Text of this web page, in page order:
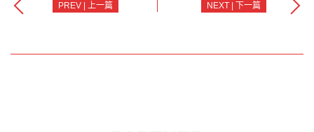
PREV | 上一篇 NEXT | 下一篇